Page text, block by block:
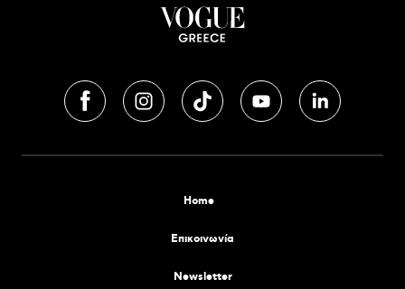
Home
Επικοινωνία
Newsletter